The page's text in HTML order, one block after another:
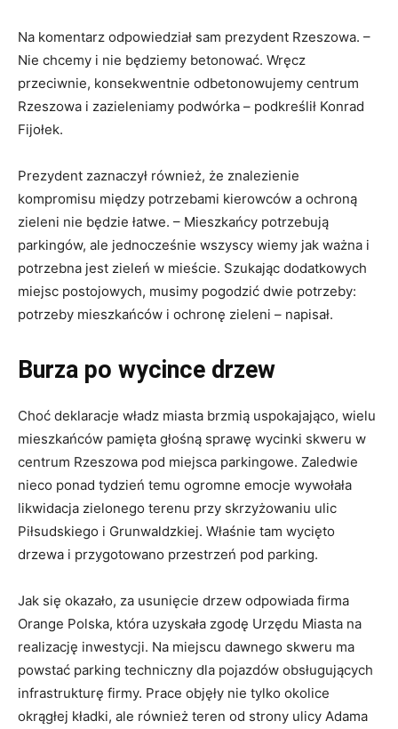
Na komentarz odpowiedział sam prezydent Rzeszowa. –
Nie chcemy i nie będziemy betonować. Wręcz
przeciwnie, konsekwentnie odbetonowujemy centrum
Rzeszowa i zazieleniamy podwórka – podkreślił Konrad
Fijołek.
Prezydent zaznaczył również, że znalezienie
kompromisu między potrzebami kierowców a ochroną
zieleni nie będzie łatwe. – Mieszkańcy potrzebują
parkingów, ale jednocześnie wszyscy wiemy jak ważna i
potrzebna jest zieleń w mieście. Szukając dodatkowych
miejsc postojowych, musimy pogodzić dwie potrzeby:
potrzeby mieszkańców i ochronę zieleni – napisał.
Burza po wycince drzew
Choć deklaracje władz miasta brzmią uspokajająco, wielu
mieszkańców pamięta głośną sprawę wycinki skweru w
centrum Rzeszowa pod miejsca parkingowe. Zaledwie
nieco ponad tydzień temu ogromne emocje wywołała
likwidacja zielonego terenu przy skrzyżowaniu ulic
Piłsudskiego i Grunwaldzkiej. Właśnie tam wycięto
drzewa i przygotowano przestrzeń pod parking.
Jak się okazało, za usunięcie drzew odpowiada firma
Orange Polska, która uzyskała zgodę Urzędu Miasta na
realizację inwestycji. Na miejscu dawnego skweru ma
powstać parking techniczny dla pojazdów obsługujących
infrastrukturę firmy. Prace objęły nie tylko okolice
okrągłej kładki, ale również teren od strony ulicy Adama